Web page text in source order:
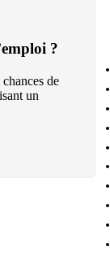
?
de
un